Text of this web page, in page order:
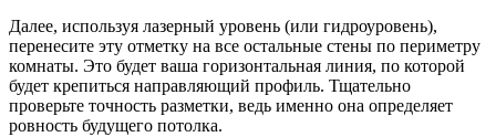
Далее, используя лазерный уровень (или гидроуровень),
перенесите эту отметку на все остальные стены по периметру
комнаты. Это будет ваша горизонтальная линия, по которой
будет крепиться направляющий профиль. Тщательно
проверьте точность разметки, ведь именно она определяет
ровность будущего потолка.